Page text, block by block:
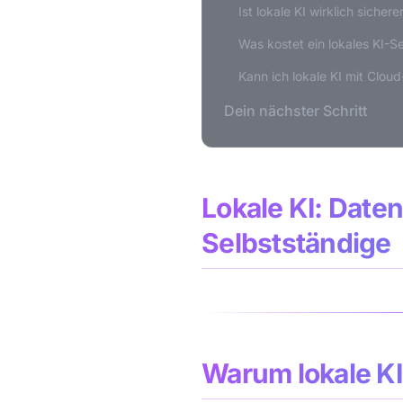
Ist lokale KI wirklich
Was kostet ein lokales KI-
Kann ich lokale KI mit
Dein nächster Schritt
Lokale KI:
Selbstständige
Warum lokale